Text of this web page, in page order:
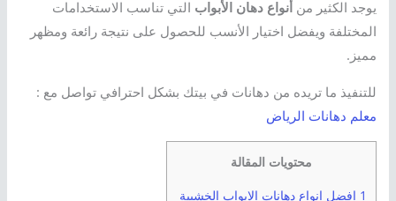
يوجد الكثير منأنواع دهان الأبواب التي تناسب الاستخدامات
المختلفة ويفضل اختيار الأنسب للحصول على نتيجة رائعة ومظهر
مميز.
للتنفيذ ما تريده من دهانات في بيتك بشكل احترافي تواصل مع :
معلم دهانات الرياض
محتويات المقالة
1 افضل انواع دهانات الابواب الخشبية